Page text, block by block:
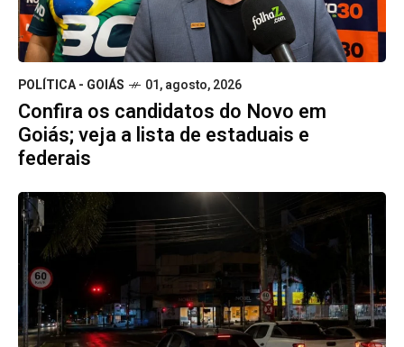
POLÍTICA - GOIÁS 01, agosto, 2026
Confira os candidatos do Novo em
Goiás; veja a lista de estaduais e
federais